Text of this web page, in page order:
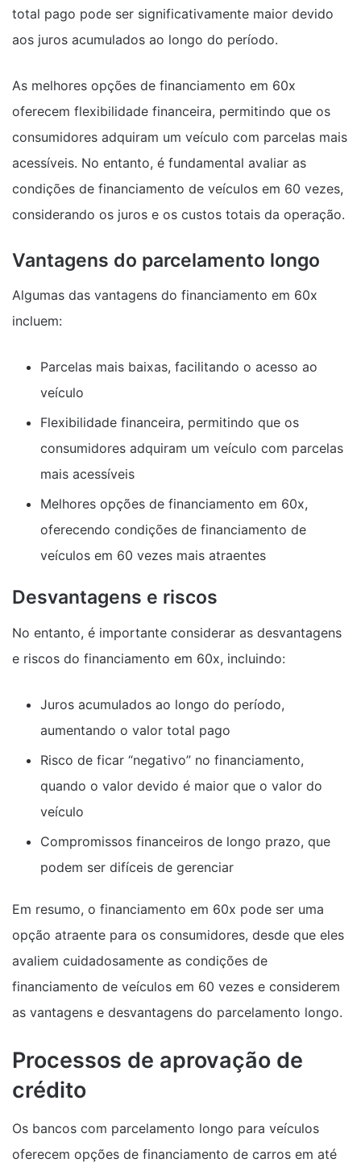
total pago pode ser significativamente maior devido
aos juros acumulados ao longo do período.
As melhores opções de financiamento em 60x
oferecem flexibilidade financeira, permitindo que os
consumidores adquiram um veículo com parcelas mais
acessíveis. No entanto, é fundamental avaliar as
condições de financiamento de veículos em 60 vezes,
considerando os juros e os custos totais da operação.
Vantagens do parcelamento longo
Algumas das vantagens do financiamento em 60x
incluem:
Parcelas mais baixas, facilitando o acesso ao
veículo
Flexibilidade financeira, permitindo que os
consumidores adquiram um veículo com parcelas
mais acessíveis
Melhores opções de financiamento em 60x,
oferecendo condições de financiamento de
veículos em 60 vezes mais atraentes
Desvantagens e riscos
No entanto, é importante considerar as desvantagens
e riscos do financiamento em 60x, incluindo:
Juros acumulados ao longo do período,
aumentando o valor total pago
Risco de ficar “negativo” no financiamento,
quando o valor devido é maior que o valor do
veículo
Compromissos financeiros de longo prazo, que
podem ser difíceis de gerenciar
Em resumo, o financiamento em 60x pode ser uma
opção atraente para os consumidores, desde que eles
avaliem cuidadosamente as condições de
financiamento de veículos em 60 vezes e considerem
as vantagens e desvantagens do parcelamento longo.
Processos de aprovação de
crédito
Os bancos com parcelamento longo para veículos
oferecem opções de financiamento de carros em até